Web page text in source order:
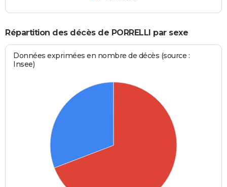
Répartition des décès de PORRELLI par sexe
Données exprimées en nombre de décès (source :
Insee)